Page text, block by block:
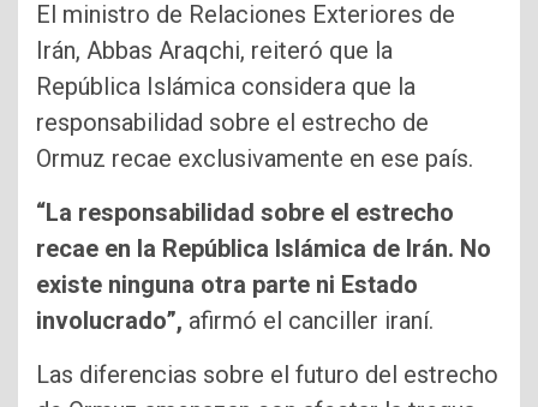
El ministro de Relaciones Exteriores de
Irán, Abbas Araqchi, reiteró que la
República Islámica considera que la
responsabilidad sobre el estrecho de
Ormuz recae exclusivamente en ese país.
“La responsabilidad sobre el estrecho
recae en la República Islámica de Irán. No
existe ninguna otra parte ni Estado
involucrado”, afirmó el canciller iraní.
Las diferencias sobre el futuro del estrecho